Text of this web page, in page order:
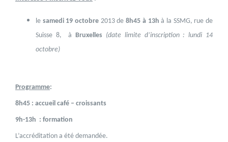
le samedi 19 octobre 2013 de8h45 à 13h à la SSMG, rue de
Suisse 8, àBruxelles (date limite d’inscription : lundi 14
octobre)
Programme:
8h45 : accueil café – croissants
9h-13h : formation
L’accréditation a été demandée.